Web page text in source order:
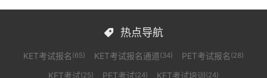
 热点导航
KET考试报名 (65) KET考试报名通道(34) PET考试报名 (28)
KET考试(25) PET考试(24) KET考试培训(24)